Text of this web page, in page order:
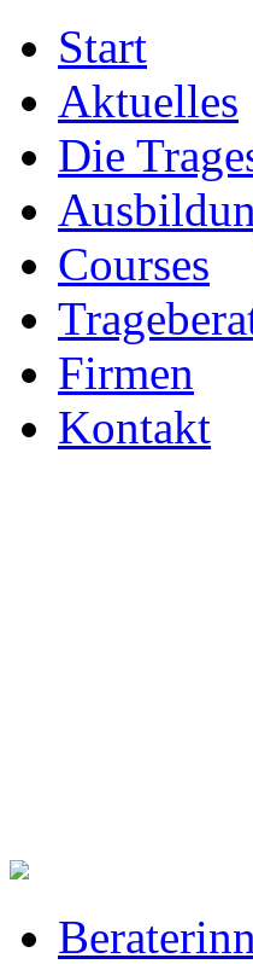
Start
Aktuelles
Die
Courses
Firmen
Kontakt